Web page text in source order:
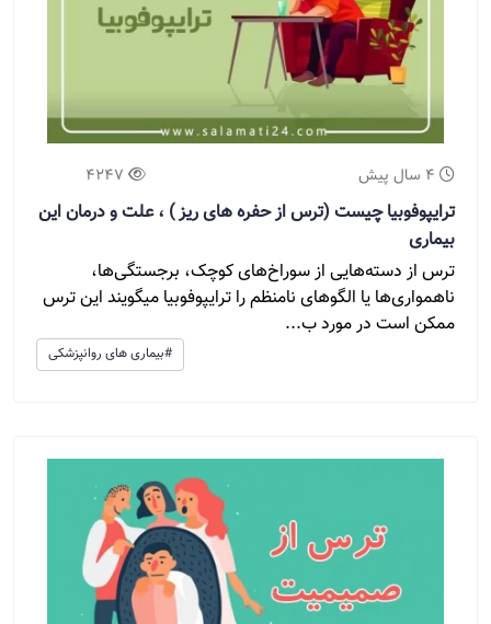
4 سال پیش 4247
ترایپوفوبیا چیست (ترس از حفره های ریز ) ، علت و درمان این
بیماری
ترس از دسته‌هایی از سوراخ‌های کوچک، برجستگی‌ها،
ناهمواری‌ها یا الگوهای نامنظم را ترایپوفوبیا میگویند این ترس
ممکن است در مورد ب...
#بیماری های روانپزشکی